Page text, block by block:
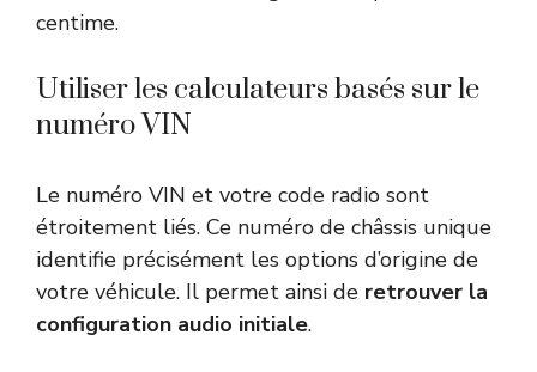
centime.
Utiliser les calculateurs basés sur le
numéro VIN
Le numéro VIN et votre code radio sont
étroitement liés. Ce numéro de châssis unique
identifie précisément les options d’origine de
votre véhicule. Il permet ainsi de retrouver la
configuration audio initiale.